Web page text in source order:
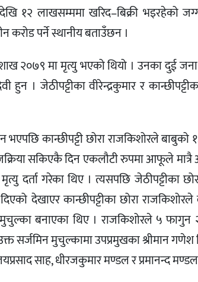
१२ लाखसम्ममा खरिद–बिक्री भइरहेको
करोड पर्ने स्थानीय बताउँछन ।
२०७९ मा मृत्यु भएको थियो । उनका दुई
हुन । जेठीपट्टीका वीरेन्द्रकुमार र
भएपछि कान्छीपट्टी छोरा राजकिशोरले
सकिएकै दिन एकलौटी रुपमा आफूले
दर्ता गरेका थिए । त्यसपछि जेठीपट्टीका
देखाएर कान्छीपट्टीका छोरा
बनाएका थिए । राजकिशोरले ५
सर्जमिन मुचुल्कामा उपप्रमुखका श्रीमान
साह, धीरजकुमार मण्डल र प्रमानन्द